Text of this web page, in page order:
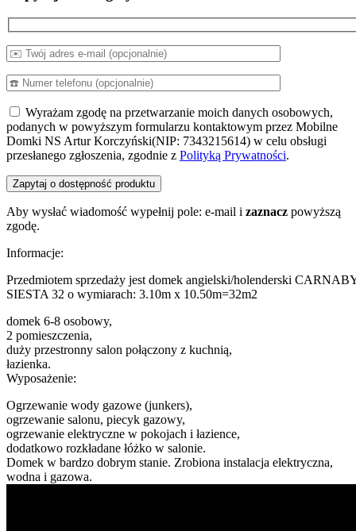
Wyrażam zgodę na przetwarzanie moich danych osobowych,
podanych w powyższym formularzu kontaktowym przez Mobilne
Domki NS Artur Korczyński(NIP: 7343215614) w celu obsługi
przesłanego zgłoszenia, zgodnie z Polityką Prywatności.
Aby wysłać wiadomość wypełnij pole: e-mail i zaznacz powyższą
zgodę.
Informacje:
Przedmiotem sprzedaży jest domek angielski/holenderski
SIESTA 32 o wymiarach: 3.10m x 10.50m=32m2
domek 6-8 osobowy,
2 pomieszczenia,
duży przestronny salon połączony z kuchnią,
łazienka.
Wyposażenie:
Ogrzewanie wody gazowe (junkers),
ogrzewanie salonu, piecyk gazowy,
ogrzewanie elektryczne w pokojach i łazience,
dodatkowo rozkładane łóżko w salonie.
Domek w bardzo dobrym stanie. Zrobiona instalacja elektryczna,
wodna i gazowa.